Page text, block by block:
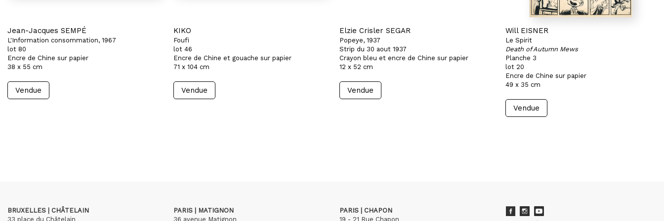
Jean-Jacques SEMPÉ
L'Information consommation, 1967
lot 80
Encre de Chine sur papier
38 x 55 cm
Vendue
KIKO
Foufi
lot 46
Encre de Chine et gouache sur papier
71 x 104 cm
Vendue
Elzie Crisler SEGAR
Popeye, 1937
Strip du 30 aout 1937
Crayon bleu et encre de Chine sur papier
12 x 52 cm
Vendue
Will EISNER
Le Spirit
Death of Autumn Mews
Planche 3
lot 20
Encre de Chine sur papier
49 x 35 cm
Vendue
BRUXELLES | CHÂTELAIN
33 place du Châtelain
PARIS | MATIGNON
36 avenue Matignon
PARIS | CHAPON
19 - 21 Rue Chapon